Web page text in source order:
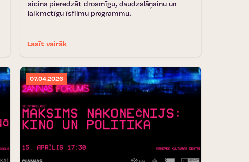
aicina pieredzēt drosmīgu, daudzslāņainu un
laikmetīgu īsfilmu programmu.
Lasīt vairāk
07.04.2026